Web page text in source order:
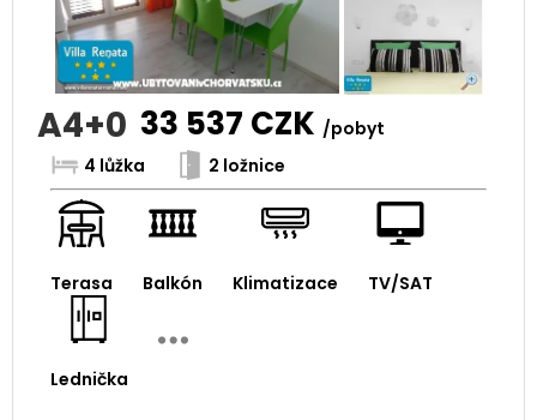
A4+0 33 537 CZK /pobyt
4 lůžka
2 ložnice
Terasa Balkón Klimatizace TV/SAT
Lednička